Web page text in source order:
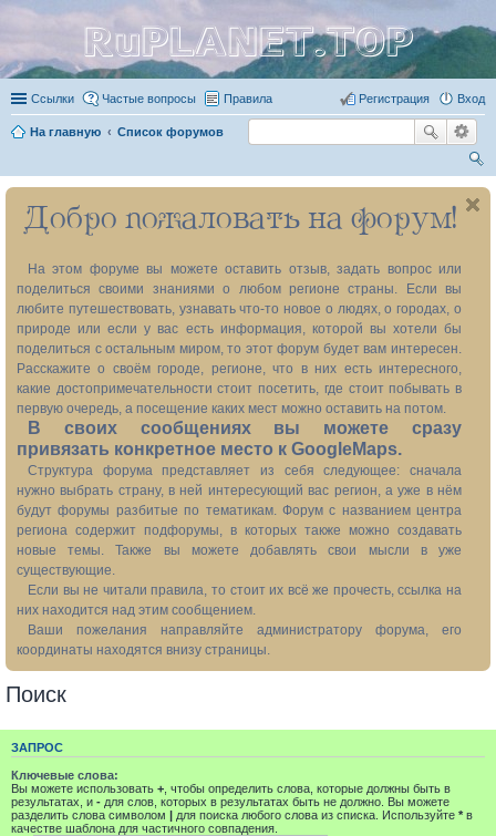
RuPLANET.TOP
Ссылки Частые вопросы Правила Вход
Регистрация
На главную Список форумов
ои
ск
Добро пожаловать на форум!
На этом форуме вы можете оставить отзыв, задать вопрос или
поделиться своими знаниями о любом регионе страны. Если вы
любите путешествовать, узнавать что-то новое о людях, о городах, о
природе или если у вас есть информация, которой вы хотели бы
поделиться с остальным миром, то этот форум будет вам интересен.
Расскажите о своём городе, регионе, что в них есть интересного,
какие достопримечательности стоит посетить, где стоит побывать в
первую очередь, а посещение каких мест можно оставить на потом.
В своих сообщениях вы можете сразу
привязать конкретное место к GoogleMaps.
Структура форума представляет из себя следующее: сначала
нужно выбрать страну, в ней интересующий вас регион, а уже в нём
будут форумы разбитые по тематикам. Форум с названием центра
региона содержит подфорумы, в которых также можно создавать
новые темы. Также вы можете добавлять свои мысли в уже
существующие.
Если вы не читали правила, то стоит их всё же прочесть, ссылка на
них находится над этим сообщением.
Ваши пожелания направляйте администратору форума, его
координаты находятся внизу страницы.
Поиск
ЗАПРОС
Ключевые слова:
Вы можете использовать + , чтобы определить слова, которые должны быть в
результатах, и - для слов, которых в результатах быть не должно. Вы можете
разделить слова символом | для поиска любого слова из списка. Используйте * в
качестве шаблона для частичного совпадения.